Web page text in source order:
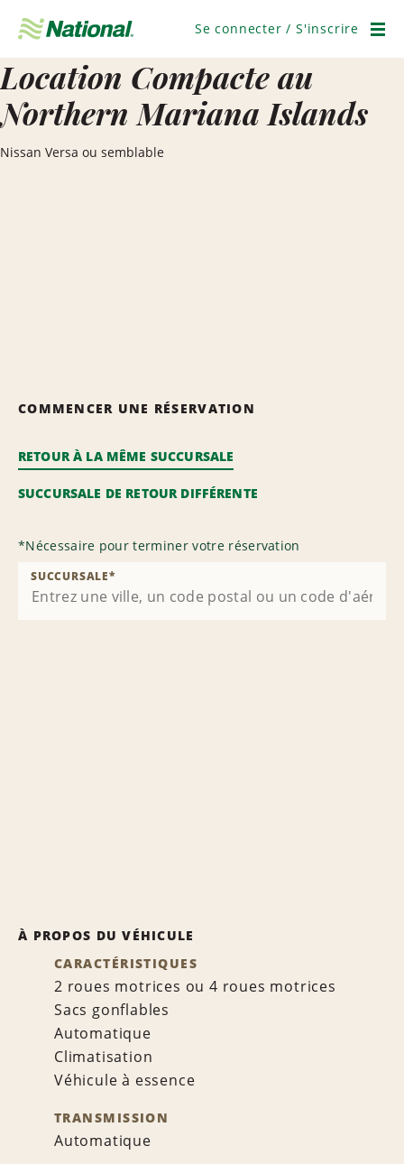
navigation
Se connecter / S'inscrire
Location Compacte au
Northern Mariana Islands
Nissan Versa ou semblable
COMMENCER UNE RÉSERVATION
RETOUR À LA MÊME SUCCURSALE
SUCCURSALE DE RETOUR DIFFÉRENTE
*Nécessaire pour terminer votre réservation
SUCCURSALE*
À PROPOS DU VÉHICULE
CARACTÉRISTIQUES
2 roues motrices ou 4 roues motrices
Sacs gonflables
Automatique
Climatisation
Véhicule à essence
TRANSMISSION
Automatique